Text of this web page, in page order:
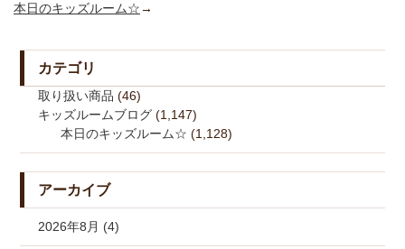
本日のキッズルーム☆→
カテゴリ
取り扱い商品 (46)
キッズルームブログ (1,147)
本日のキッズルーム☆ (1,128)
アーカイブ
2026年8月 (4)